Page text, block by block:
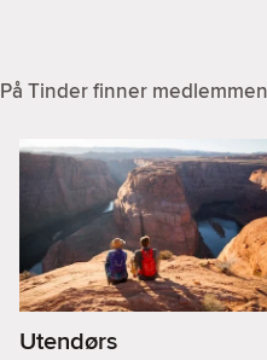
På Tinder finner
Utendørs